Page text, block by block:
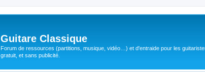
Guitare Classique
Forum de ressources (partitions, musique, vidéo…) et d'entraide pour les
gratuit, et sans publicité.